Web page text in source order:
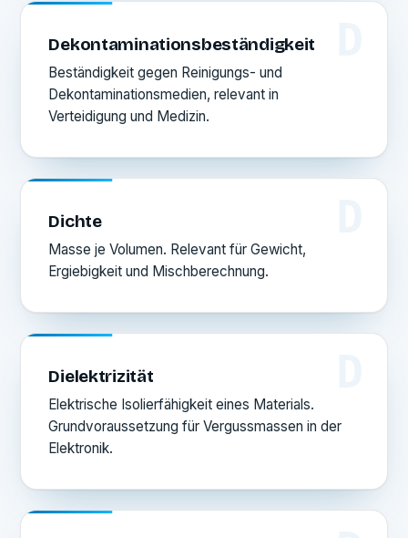
Dekontaminationsbeständigkeit
Beständigkeit gegen Reinigungs- und
Dekontaminationsmedien, relevant in
Verteidigung und Medizin.
Dichte
Masse je Volumen. Relevant für Gewicht,
Ergiebigkeit und Mischberechnung.
Dielektrizität
Elektrische Isolierfähigkeit eines Materials.
Grundvoraussetzung für Vergussmassen in der
Elektronik.